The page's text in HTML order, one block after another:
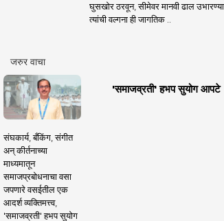
घुसखोर ठरवून, सीमेवर मानवी ढाल
त्यांची वल्गना ही जागतिक ..
जरुर वाचा
'समाजव्रती' हभप सुयोग आपटे
संघकार्य, बँकिंग, संगीत
अन् कीर्तनाच्या
माध्यमातून
समाजप्रबोधनाचा वसा
जपणारे वसईतील एक
आदर्श व्यक्तिमत्त्व,
'समाजव्रती' हभप सुयोग